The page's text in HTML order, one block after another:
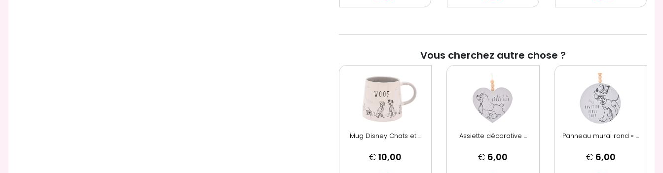
Vous cherchez autre chose ?
Mug Disney Chats et ...
€ 10,00
Assiette décorative ...
€ 6,00
Panneau mural rond « ...
€ 6,00